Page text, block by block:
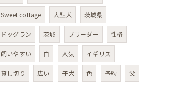
Sweet cottage 大型犬 茨城県
ドッグラン 茨城 ブリーダー 性格
飼いやすい 白 人気 イギリス
貸し切り 広い 子犬 色 予約 父